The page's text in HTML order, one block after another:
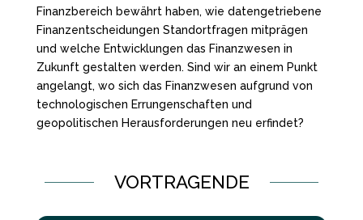
Finanzbereich bewährt haben, wie datengetriebene
Finanzentscheidungen Standortfragen mitprägen
und welche Entwicklungen das Finanzwesen in
Zukunft gestalten werden. Sind wir an einem Punkt
angelangt, wo sich das Finanzwesen aufgrund von
technologischen Errungenschaften und
geopolitischen Herausforderungen neu erfindet?
VORTRAGENDE